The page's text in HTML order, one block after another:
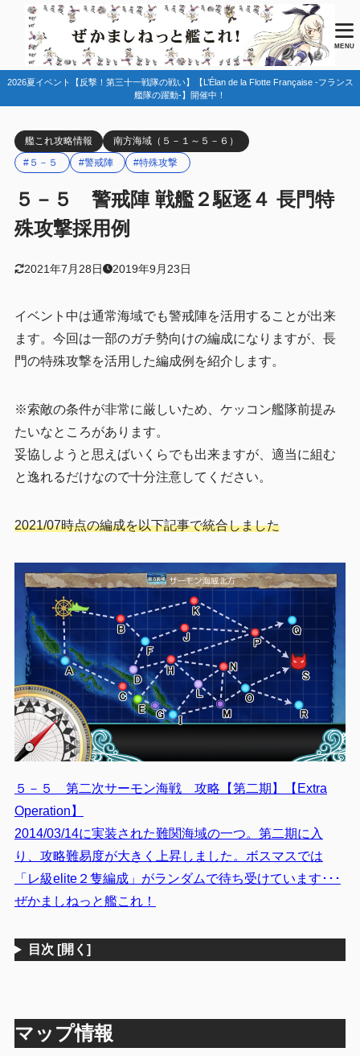
MENU
2026夏イベント【反撃！第三十一戦隊の戦い】【L’Élan de la Flotte Française -フランス
艦隊の躍動-】開催中！
艦これ攻略情報
南方海域（５－１～５－６）
#５－５
#警戒陣 #特殊攻撃
５－５ 警戒陣 戦艦２駆逐４ 長門特
殊攻撃採用例
2021年7月28日 2019年9月23日
イベント中は通常海域でも警戒陣を活用することが出来
ます。今回は一部のガチ勢向けの編成になりますが、長
門の特殊攻撃を活用した編成例を紹介します。
※索敵の条件が非常に厳しいため、ケッコン艦隊前提み
たいなところがあります。
妥協しようと思えばいくらでも出来ますが、適当に組む
と逸れるだけなので十分注意してください。
2021/07時点の編成を以下記事で統合しました
５－５ 第二次サーモン海戦 攻略【第二期】【Extra
Operation】
2014/03/14に実装された難関海域の一つ。第二期に入
り、攻略難易度が大きく上昇しました。ボスマスでは
「レ級elite２隻編成」がランダムで待ち受けています･･･
ぜかましねっと艦これ！
目次 [開く]
マップ情報
目次
1
2.1 その他
まとめ